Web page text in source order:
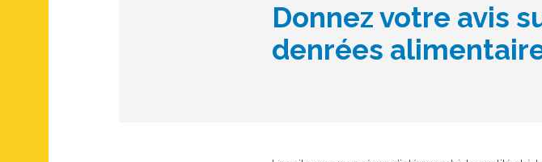
Donnez votre avis
denrées